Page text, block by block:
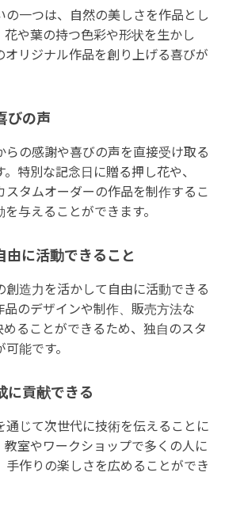
の一つは、自然の美しさを作品とし
花や葉の持つ色彩や形状を生かし
オリジナル作品を創り上げる喜びが
びの声
らの感謝や喜びの声を直接受け取る
特別な記念日に贈る押し花や、
スタムオーダーの作品を制作するこ
与えることができます。
由に活動できること
創造力を活かして自由に活動できる
品のデザインや制作、販売方法な
めることができるため、独自のスタ
能です。
に貢献できる
通じて次世代に技術を伝えることに
教室やワークショップで多くの人に
手作りの楽しさを広めることができ